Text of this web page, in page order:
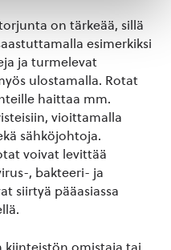
on tärkeää, sillä
esimerkiksi
ja turmelevat
ulostamalla. Rotat
haittaa mm.
vioittamalla
sähköjohtoja.
voivat levittää
, bakteeri- ja
siirtyä pääasiassa